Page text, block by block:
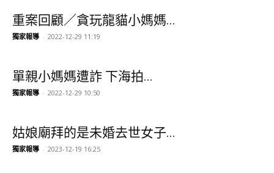
重案回顧／貪玩龍貓小媽媽...
獨家報導 - 2022-12-29 11:19
單親小媽媽遭詐 下海拍...
獨家報導 - 2022-12-29 10:50
姑娘廟拜的是未婚去世女子...
獨家報導 - 2023-12-19 16:25